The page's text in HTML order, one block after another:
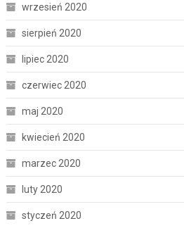
wrzesień 2020
sierpień 2020
lipiec 2020
czerwiec 2020
maj 2020
kwiecień 2020
marzec 2020
luty 2020
styczeń 2020